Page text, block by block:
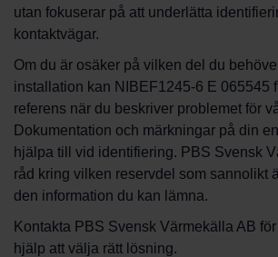
utan fokuserar på att underlätta
kontaktvägar.
Om du är osäker på vilken del du
installation kan NIBEF1245-6 E 065545
referens när du beskriver problemet för
Dokumentation och märkningar på din
hjälpa till vid identifiering. PBS Svensk
råd kring vilken reservdel som sannolikt
den information du kan lämna.
Kontakta PBS Svensk Värmekälla AB
hjälp att välja rätt lösning.